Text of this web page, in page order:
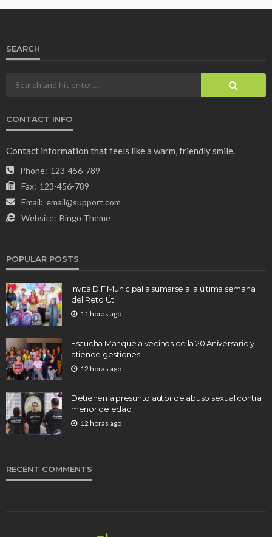
SEARCH
CONTACT INFO
Contact information that feels like a warm, friendly smile.
Phone: 123-456-789
Fax: 123-456-789
Email: email@support.com
Website: Bingo Theme
POPULAR POSTS
Invita DIF Municipal a sumarse a la última semana
del Reto Útil
11 horas ago
Escucha Manque a vecinos de la 20 Aniversario y
atiende gestiones
12 horas ago
Detienen a presunto autor de abuso sexual contra
menor de edad
12 horas ago
RECENT COMMENTS